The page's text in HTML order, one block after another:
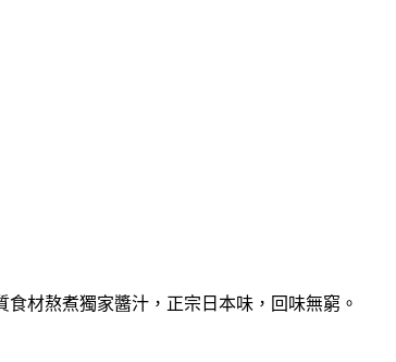
材熬煮獨家醬汁，正宗日本味，回味無窮。